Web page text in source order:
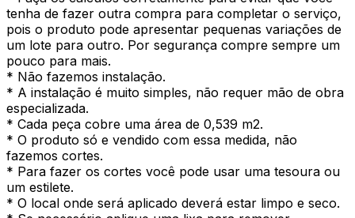
tenha de fazer outra compra para completar o serviço,
pois o produto pode apresentar pequenas variações de
um lote para outro. Por segurança compre sempre um
pouco para mais.
* Não fazemos instalação.
* A instalação é muito simples, não requer mão de obra
especializada.
* Cada peça cobre uma área de 0,539 m2.
* O produto só e vendido com essa medida, não
fazemos cortes.
* Para fazer os cortes você pode usar uma tesoura ou
um estilete.
* O local onde será aplicado deverá estar limpo e seco.